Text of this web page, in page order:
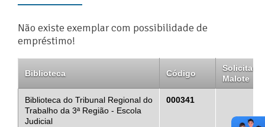
Não existe exemplar com possibilidade de
empréstimo!
Biblioteca Código
Solicitar
Malote
Biblioteca do Tribunal Regional do
Trabalho da 3ª Região - Escola
Judicial
000341